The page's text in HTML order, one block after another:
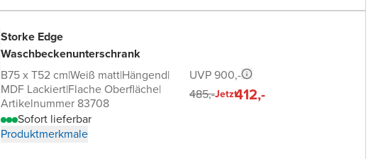
Storke Edge
Waschbeckenunterschrank
B75 x T52 cm|Weiß matt|Hängend|
MDF Lackiert|Flache Oberfläche|
Artikelnummer 83708
Sofort lieferbar
Produktmerkmale
UVP 900,-
485,-Jetzt412,-